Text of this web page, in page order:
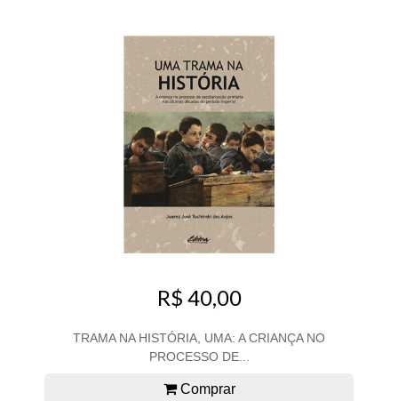
R$ 40,00
TRAMA NA HISTÓRIA, UMA: A CRIANÇA NO
PROCESSO DE...
Comprar